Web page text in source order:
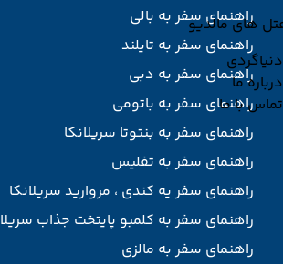
های مالدیو
دنیاگردی
درباره ما
تماس با ما
راهنمای سفر به بالی
راهنمای سفر به تایلند
راهنمای سفر به دبی
راهنمای سفر به باتومی
راهنمای سفر به بنتوتا سریلانکا
راهنمای سفر به تفلیس
راهنمای سفر یه کندی ، مروارید سریلانکا
راهنمای سفر به کلمبو پایتخت جذاب
راهنمای سفر به مالزی